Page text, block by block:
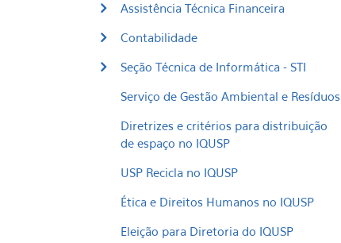
Assistência Técnica Financeira
Contabilidade
Seção Técnica de Informática - STI
Serviço de Gestão Ambiental e Resíduos
Diretrizes e critérios para distribuição
de espaço no IQUSP
USP Recicla no IQUSP
Ética e Direitos Humanos no IQUSP
Eleição para Diretoria do IQUSP